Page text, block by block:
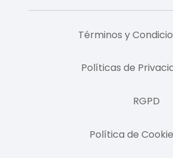
Términos y
Políticas de
RGPD
Política de